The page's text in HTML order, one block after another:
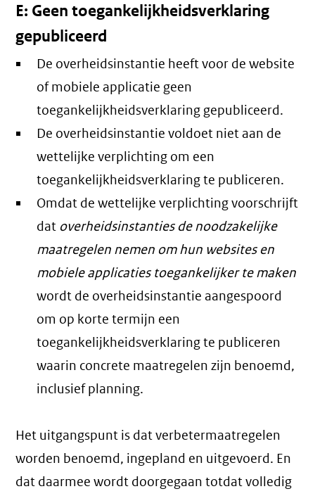
E: Geen toegankelijkheidsverklaring
gepubliceerd
De overheidsinstantie heeft voor de website
of mobiele applicatie geen
toegankelijkheidsverklaring gepubliceerd.
De overheidsinstantie voldoet niet aan de
wettelijke verplichting om een
toegankelijkheidsverklaring te publiceren.
Omdat de wettelijke verplichting voorschrijft
dat overheidsinstanties de noodzakelijke
maatregelen nemen om hun websites en
mobiele applicaties toegankelijker te maken
wordt de overheidsinstantie aangespoord
om op korte termijn een
toegankelijkheidsverklaring te publiceren
waarin concrete maatregelen zijn benoemd,
inclusief planning.
Het uitgangspunt is dat verbetermaatregelen
worden benoemd, ingepland en uitgevoerd. En
dat daarmee wordt doorgegaan totdat volledig